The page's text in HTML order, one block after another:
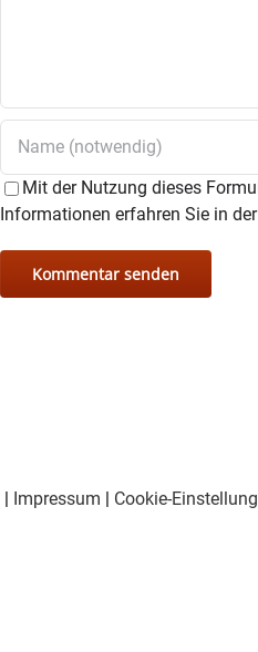
Mit der Nutzung dieses
Informationen erfahren Sie in der
| Impressum | Cookie-